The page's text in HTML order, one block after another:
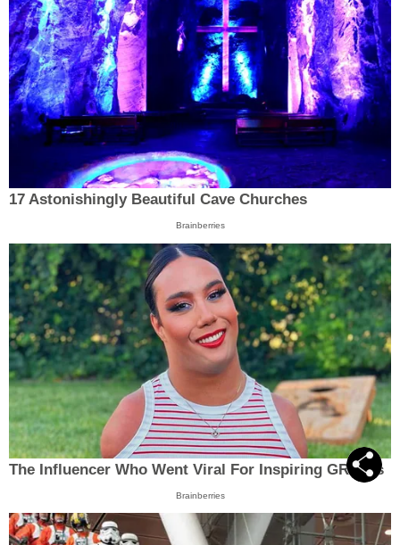
17 Astonishingly Beautiful Cave Churches
Brainberries
The Influencer Who Went Viral For Inspiring GRWMs
Brainberries